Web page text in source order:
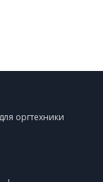
оргтехники